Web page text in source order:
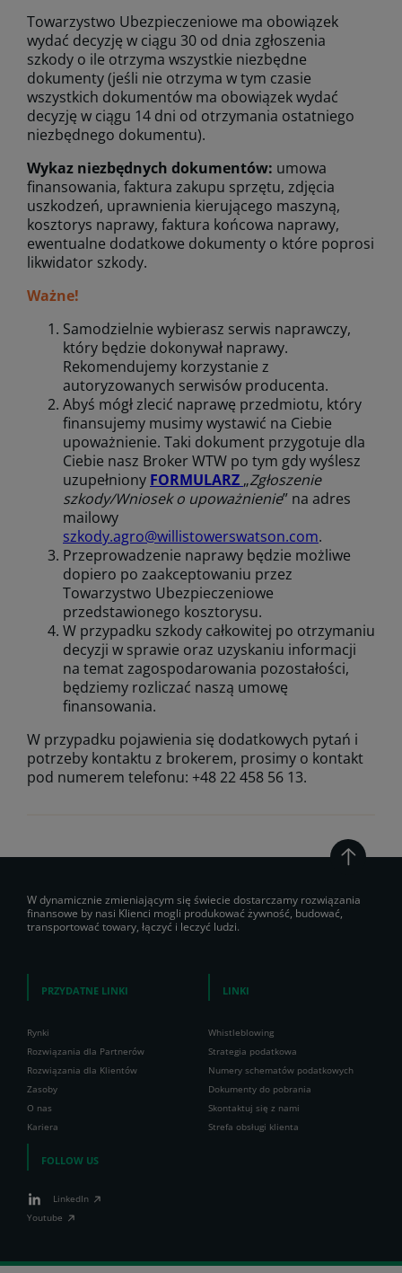
Towarzystwo Ubezpieczeniowe ma obowiązek
wydać decyzję w ciągu 30 od dnia zgłoszenia
szkody o ile otrzyma wszystkie niezbędne
dokumenty (jeśli nie otrzyma w tym czasie
wszystkich dokumentów ma obowiązek wydać
decyzję w ciągu 14 dni od otrzymania ostatniego
niezbędnego dokumentu).
Wykaz niezbędnych dokumentów: umowa
finansowania, faktura zakupu sprzętu, zdjęcia
uszkodzeń, uprawnienia kierującego maszyną,
kosztorys naprawy, faktura końcowa naprawy,
ewentualne dodatkowe dokumenty o które poprosi
likwidator szkody.
Ważne!
Samodzielnie wybierasz serwis naprawczy,
który będzie dokonywał naprawy.
Rekomendujemy korzystanie z
autoryzowanych serwisów producenta.
Abyś mógł zlecić naprawę przedmiotu, który
finansujemy musimy wystawić na Ciebie
upoważnienie. Taki dokument przygotuje dla
Ciebie nasz Broker WTW po tym gdy wyślesz
uzupełniony FORMULARZ „Zgłoszenie
szkody/Wniosek o upoważnienie” na adres
mailowy
szkody.agro@willistowerswatson.com.
Przeprowadzenie naprawy będzie możliwe
dopiero po zaakceptowaniu przez
Towarzystwo Ubezpieczeniowe
przedstawionego kosztorysu.
W przypadku szkody całkowitej po otrzymaniu
decyzji w sprawie oraz uzyskaniu informacji
na temat zagospodarowania pozostałości,
będziemy rozliczać naszą umowę
finansowania.
W przypadku pojawienia się dodatkowych pytań i
potrzeby kontaktu z brokerem, prosimy o kontakt
pod numerem telefonu: +48 22 458 56 13.
W dynamicznie zmieniającym się świecie dostarczamy rozwiązania
finansowe by nasi Klienci mogli produkować żywność, budować,
transportować towary, łączyć i leczyć ludzi.
PRZYDATNE LINKI
Rynki
Rozwiązania dla Partnerów
Rozwiązania dla Klientów
Zasoby
O nas
Kariera
LINKI
Whistleblowing
Strategia podatkowa
Numery schematów podatkowych
Dokumenty do pobrania
Skontaktuj się z nami
Strefa obsługi klienta
FOLLOW US
LinkedIn
Youtube